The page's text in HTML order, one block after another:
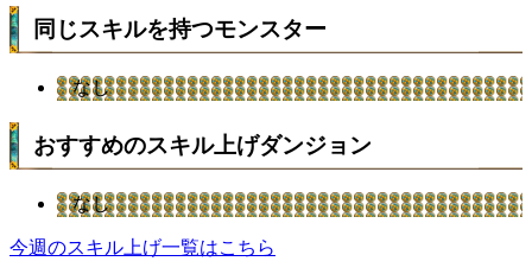
同じスキルを持つモンスター
なし
おすすめのスキル上げダンジョン
なし
今週のスキル上げ一覧はこちら